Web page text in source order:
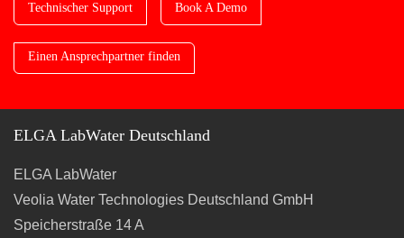
Technischer Support Book A Demo
Einen Ansprechpartner finden
ELGA LabWater Deutschland
ELGA LabWater
Veolia Water Technologies Deutschland GmbH
Speicherstraße 14 A